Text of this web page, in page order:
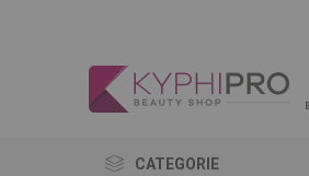
CATEGORIE